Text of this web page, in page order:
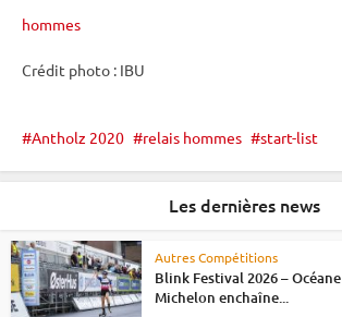
hommes
Crédit photo : IBU
Antholz 2020 relais hommes start-list
Les dernières news
Autres Compétitions
Blink Festival 2026 – Océane
Michelon enchaîne...